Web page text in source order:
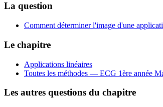
La question
Comment déterminer l'image d'une
Le chapitre
Applications linéaires
Toutes les méthodes — ECG 1ère année
Les autres questions du chapitre